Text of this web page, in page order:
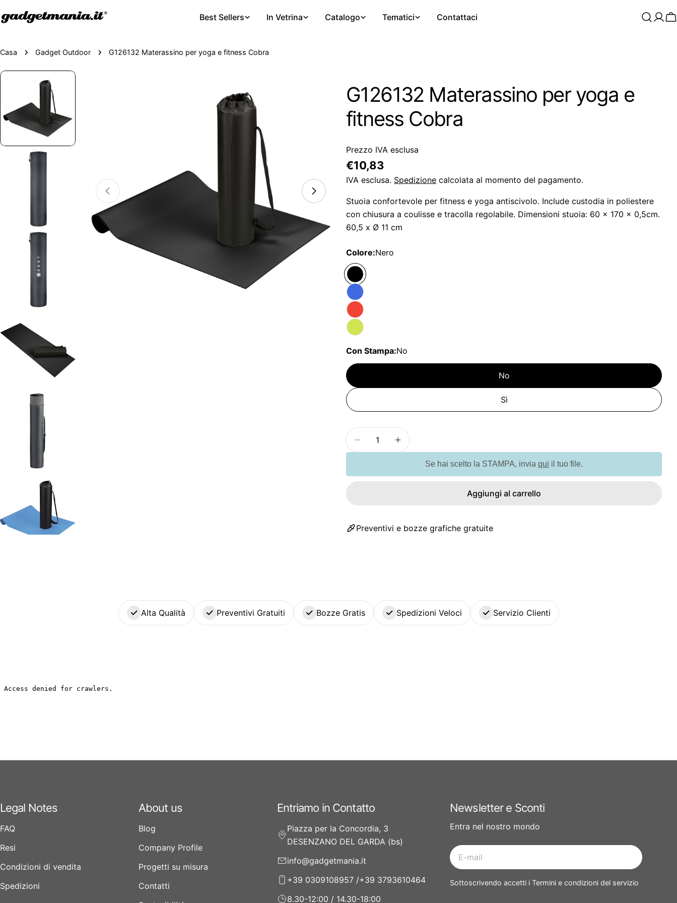
Best Sellers In Vetrina Catalogo Tematici Contattaci
Casa Gadget Outdoor G126132 Materassino per yoga e fitness Cobra
G126132 Materassino per yoga e
fitness Cobra
Prezzo IVA esclusa
Prezzo
regolare
€10,83
IVA esclusa. Spedizione calcolata al momento del pagamento.
Stuoia confortevole per fitness e yoga antiscivolo. Include custodia in poliestere
con chiusura a coulisse e tracolla regolabile. Dimensioni stuoia: 60 x 170 x 0,5cm.
60,5 x Ø 11 cm
Colore:Nero
Con Stampa:No
No
Sì
Diminuisci la quantità per G126132 Materassino per yoga e fitness Cobra
Aumenta la quantità per G126132 Materassino per yoga e
Se hai scelto la STAMPA, invia qui il tuo file.
Aggiungi al carrello
Preventivi e bozze grafiche gratuite
Alta Qualità Preventivi Gratuiti Bozze Gratis Spedizioni Veloci Servizio Clienti
Legal Notes
FAQ
Resi
Condizioni di vendita
Spedizioni
About us
Blog
Company Profile
Progetti su misura
Contatti
Entriamo in Contatto
Piazza per la Concordia, 3
DESENZANO DEL GARDA (bs)
info@gadgetmania.it
+39 0309108957 /+39 3793610464
8.30-12:00 / 14.30-18:00
Newsletter e Sconti
Entra nel nostro mondo
E-
mail
Sottoscrivendo accetti i Termini e condizioni del servizio